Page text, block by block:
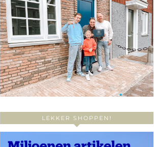
LEKKER SHOPPEN!